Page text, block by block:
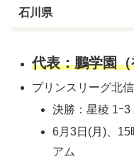
石川県
代表：鵬学園
プリンスリーグ北
決勝：星稜 1ｰ3
6月3日(月)、
アム